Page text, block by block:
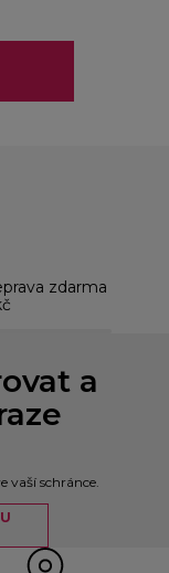
zdarma
a
schránce.